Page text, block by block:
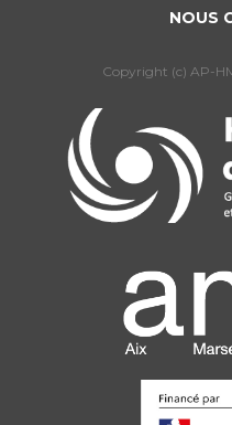
NOUS
Copyright (c) AP-